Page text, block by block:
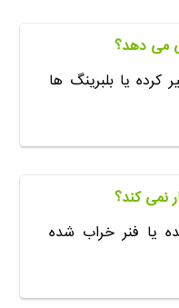
می دهد؟
کرده یا بلبرینگ ها
نمی کند؟
یا فنر خراب شده